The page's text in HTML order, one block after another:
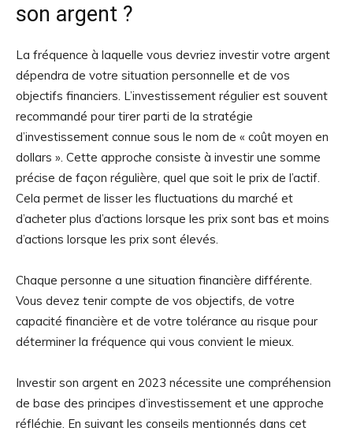
son argent ?
La fréquence à laquelle vous devriez investir votre argent
dépendra de votre situation personnelle et de vos
objectifs financiers. L’investissement régulier est souvent
recommandé pour tirer parti de la stratégie
d’investissement connue sous le nom de « coût moyen en
dollars ». Cette approche consiste à investir une somme
précise de façon régulière, quel que soit le prix de l’actif.
Cela permet de lisser les fluctuations du marché et
d’acheter plus d’actions lorsque les prix sont bas et moins
d’actions lorsque les prix sont élevés.
Chaque personne a une situation financière différente.
Vous devez tenir compte de vos objectifs, de votre
capacité financière et de votre tolérance au risque pour
déterminer la fréquence qui vous convient le mieux.
Investir son argent en 2023 nécessite une compréhension
de base des principes d’investissement et une approche
réfléchie. En suivant les conseils mentionnés dans cet